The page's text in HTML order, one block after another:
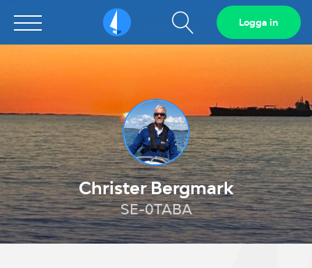
Sailarena Visa
sökfält
Logga in
Christer Bergmark
SE-0TABA